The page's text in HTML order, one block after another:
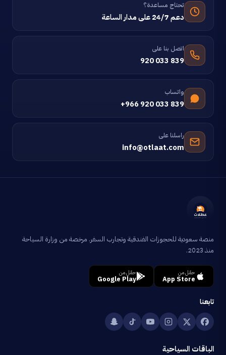
تحتاج مساعدة؟
دعم 24/7 على مدار الساعة
اتصل بنا على
920 033 839
واتساب
+966 920 033 839
راسلنا على
info@otlaat.com
منصة سعودية للحجوزات الفندقية وتجارب السفر. مرخصة من وزارة السياحة
منذ 2023.
حمّل من
App Store
حمّل من
Google Play
تابعنا
الباقات السياحية